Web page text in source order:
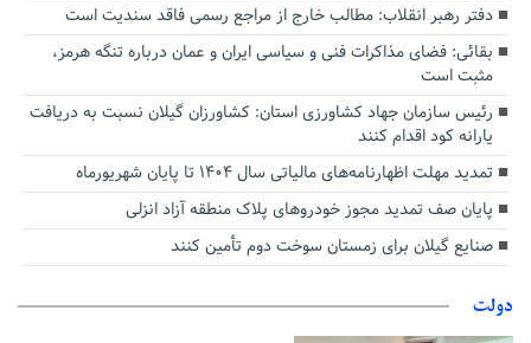
دفتر رهبر انقلاب: مطالب خارج از مراجع رسمی فاقد سندیت است
بقائی: فضای مذاکرات فنی و سیاسی ایران و عمان درباره تنگه هرمز،
مثبت است
رئیس سازمان جهاد کشاورزی استان: کشاورزان گیلان نسبت به دریافت
یارانه کود اقدام کنند
تمدید مهلت اظهارنامه‌های مالیاتی سال ۱۴۰۴ تا پایان شهریورماه
پایان صف تمدید مجوز خودروهای پلاک منطقه آزاد انزلی
صنایع گیلان برای زمستان سوخت دوم تأمین کنند
دولت